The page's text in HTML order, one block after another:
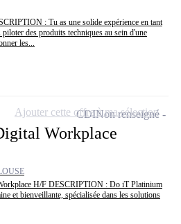
: Tu as une solide expérience en tant
des produits techniques au sein d'une
les...
Workplace
H/F DESCRIPTION : Do iT Platinium
et bienveillante, spécialisée dans les solutions
CDINon renseigné
Ajouter cette offre à ma sélection